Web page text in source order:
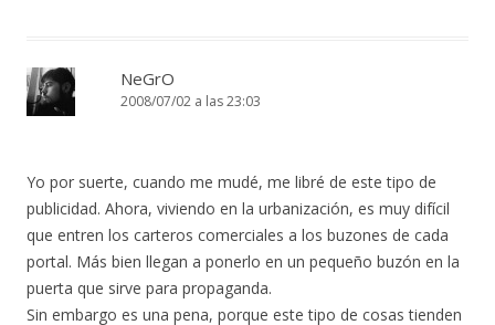
NeGrO
2008/07/02 a las 23:03
Yo por suerte, cuando me mudé, me libré de este tipo de
publicidad. Ahora, viviendo en la urbanización, es muy difícil
que entren los carteros comerciales a los buzones de cada
portal. Más bien llegan a ponerlo en un pequeño buzón en la
puerta que sirve para propaganda.
Sin embargo es una pena, porque este tipo de cosas tienden